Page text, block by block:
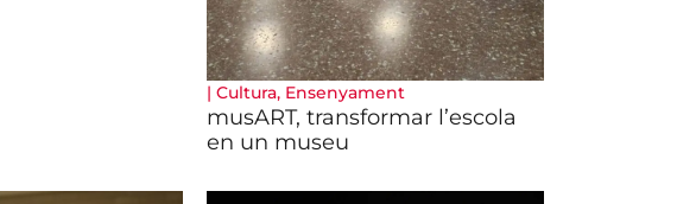
| Cultura, Ensenyament
musART, transformar l’escola
en un museu